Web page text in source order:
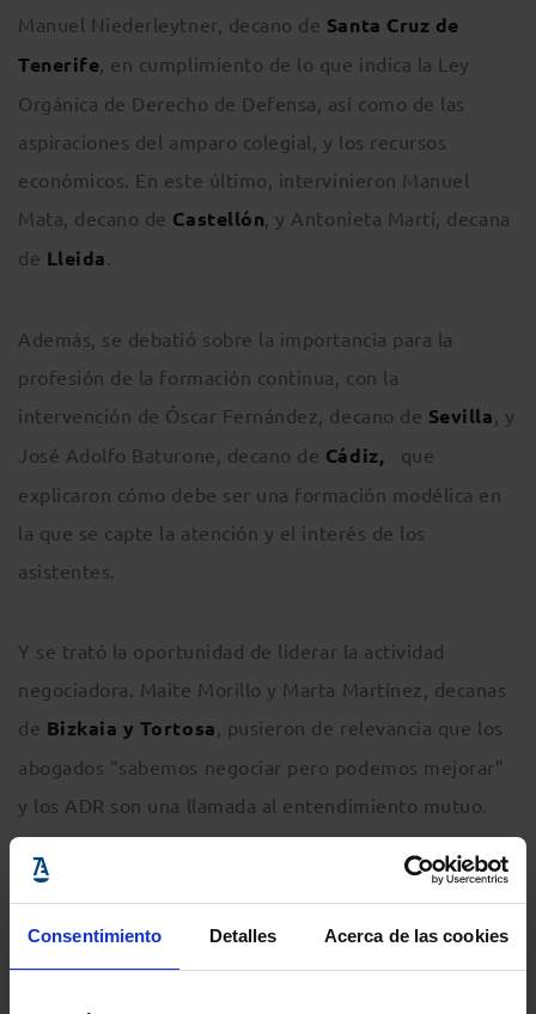
Consentimiento Detalles Acerca de las cookies
Manuel Niederleytner, decano de Santa Cruz de
Tenerife, en cumplimiento de lo que indica la Ley
Orgánica de Derecho de Defensa, así como de las
aspiraciones del amparo colegial, y los recursos
económicos. En este último, intervinieron Manuel
Mata, decano de Castellón, y Antonieta Martí, decana
de Lleida.
Además, se debatió sobre la importancia para la
profesión de la formación continua, con la
intervención de Óscar Fernández, decano de Sevilla, y
José Adolfo Baturone, decano de Cádiz,
que
explicaron cómo debe ser una formación modélica en
la que se capte la atención y el interés de los
asistentes.
Y se trató la oportunidad de liderar la actividad
negociadora. Maite Morillo y Marta Martínez, decanas
de Bizkaia y Tortosa, pusieron de relevancia que los
abogados “sabemos negociar pero podemos mejorar”
y los ADR son una llamada al entendimiento mutuo.
Ildefonso Seller, decano deBadajoz, y Blanca Ramos,
dePamplona
, manifestaron que las instituciones